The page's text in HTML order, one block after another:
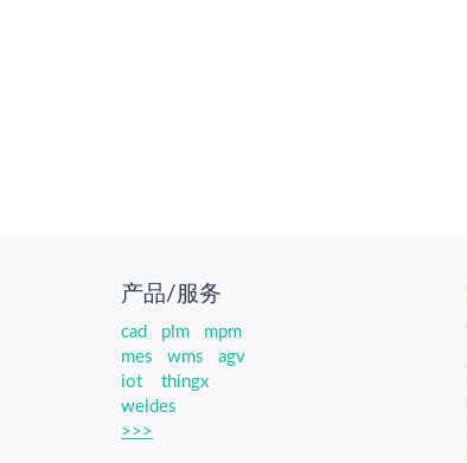
产品/服务
cad plm
mpm
mes
wms
agv
iot
thingx
weldes
>>>